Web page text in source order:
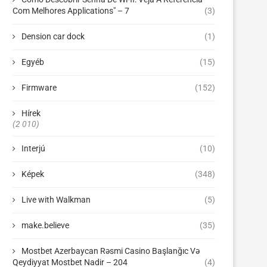
Com Melhores Applications" – 7
(3)
Dension car dock (1)
Egyéb (15)
Firmware (152)
Hírek
(2 010)
Interjú (10)
Képek (348)
Live with Walkman (5)
make.believe (35)
Mostbet Azerbaycan Rəsmi Casino Başlanğıc Və
Qeydiyyat Mostbet Nadir – 204
(4)